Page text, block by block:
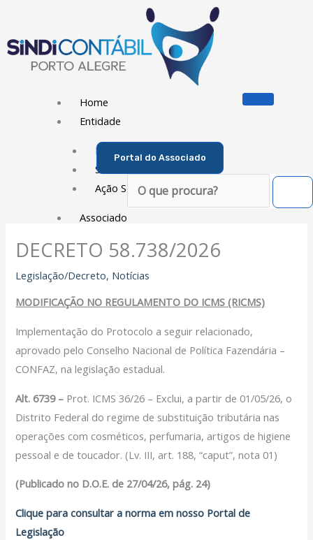
conteúdo
Home
Entidade
Diretoria
Sede Social
Ação Social
Associado
Porque ser um Associado
Contribuição Sindical
Dissídios e Convenções de Trabalho
Serviços
Assessoria Juridica
Convênios
Vagas/Oportunidades
Cursos
Portal do Associado
Pesquisar
DECRETO 58.738/2026
Legislação/Decreto, Notícias
MODIFICAÇÃO NO REGULAMENTO DO ICMS (RICMS)
Implementação do Protocolo a seguir relacionado,
aprovado pelo Conselho Nacional de Política Fazendária –
CONFAZ, na legislação estadual.
Alt. 6739 – Prot. ICMS 36/26 – Exclui, a partir de 01/05/26, o
Distrito Federal do regime de substituição tributária nas
operações com cosméticos, perfumaria, artigos de higiene
pessoal e de toucador. (Lv. III, art. 188, “caput”, nota 01)
(Publicado no D.O.E. de 27/04/26, pág. 24)
Clique para consultar a norma em nosso Portal de
Legislação